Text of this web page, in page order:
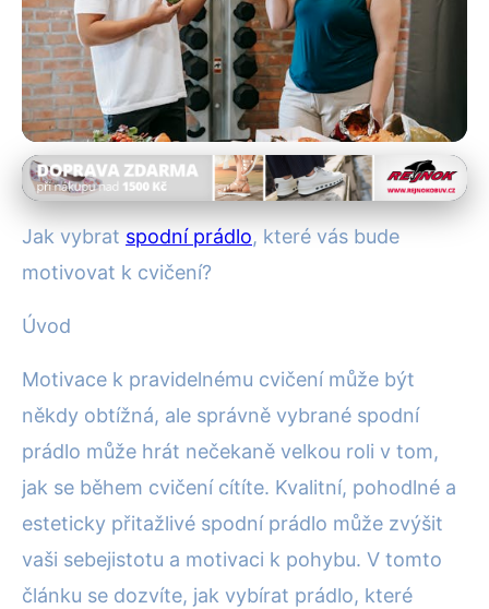
Spodní prádlo pro různé sporty
Jak Vybrat Spodní Prádlo,
Které Vás Nakopne k Cvičení?
Jak vybrat spodní prádlo, které vás bude
motivovat k cvičení?
Úvod
Motivace k pravidelnému cvičení může být
někdy obtížná, ale správně vybrané spodní
prádlo může hrát nečekaně velkou roli v tom,
jak se během cvičení cítíte. Kvalitní, pohodlné a
esteticky přitažlivé spodní prádlo může zvýšit
vaši sebejistotu a motivaci k pohybu. V tomto
článku se dozvíte, jak vybírat prádlo, které